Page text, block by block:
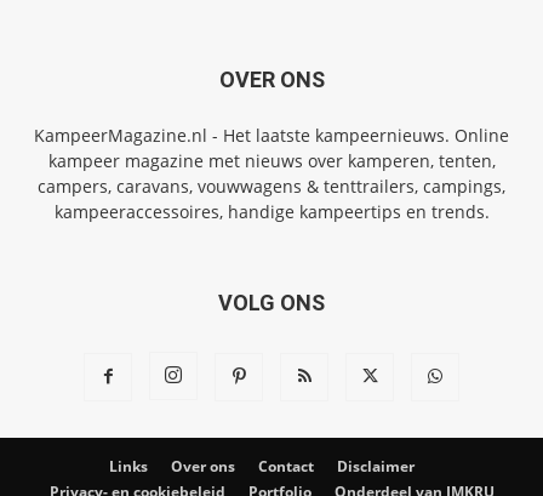
OVER ONS
KampeerMagazine.nl - Het laatste kampeernieuws. Online
kampeer magazine met nieuws over kamperen, tenten,
campers, caravans, vouwwagens & tenttrailers, campings,
kampeeraccessoires, handige kampeertips en trends.
VOLG ONS
Links Over ons Contact
Disclaimer
Privacy- en cookiebeleid
Portfolio Onderdeel van IMKRU